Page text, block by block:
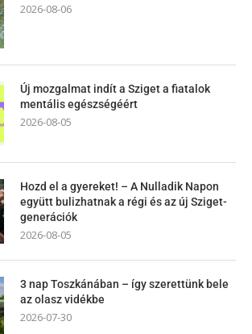
2026-08-06
Új mozgalmat indít a Sziget a fiatalok
mentális egészségéért
2026-08-05
Hozd el a gyereket! – A Nulladik Napon
együtt bulizhatnak a régi és az új Sziget-
generációk
2026-08-05
3 nap Toszkánában – így szerettünk bele
az olasz vidékbe
2026-07-30